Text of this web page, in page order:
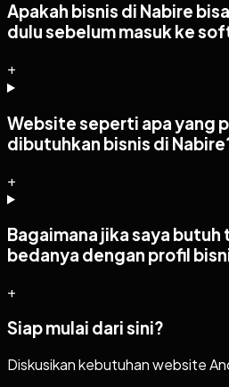
Apakah bisnis di Nabire
dulu sebelum masuk ke
+
Website seperti apa yang
dibutuhkan bisnis di
+
Bagaimana jika saya
bedanya dengan profil
+
Siap mulai dari sini?
Diskusikan kebutuhan website